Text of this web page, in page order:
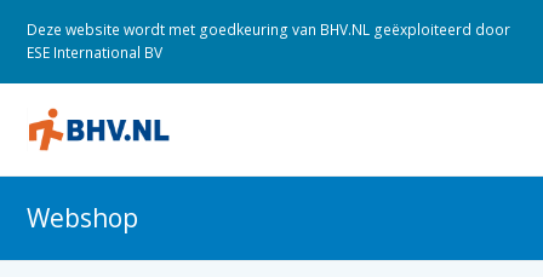
Deze website wordt met goedkeuring van BHV.NL geëxploiteerd door
ESE International BV
Webshop